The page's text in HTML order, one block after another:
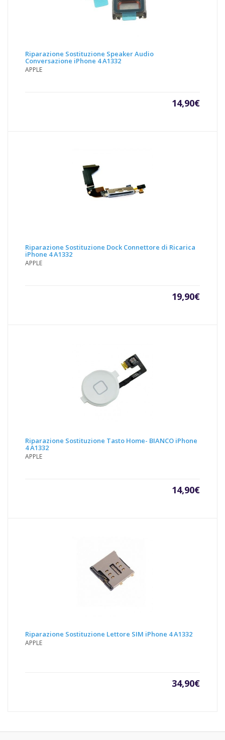
Riparazione Sostituzione Speaker Audio
Conversazione iPhone 4 A1332
APPLE
14,90€
Riparazione Sostituzione Dock Connettore di Ricarica
iPhone 4 A1332
APPLE
19,90€
Riparazione Sostituzione Tasto Home- BIANCO iPhone
4 A1332
APPLE
14,90€
Riparazione Sostituzione Lettore SIM iPhone 4 A1332
APPLE
34,90€